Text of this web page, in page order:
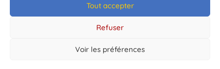
Tout accepter
Refuser
Voir les préférences
© Mairie de Chaource [2004-2024] | Tous droits réservés.
Developed byWEB3-DESIGN